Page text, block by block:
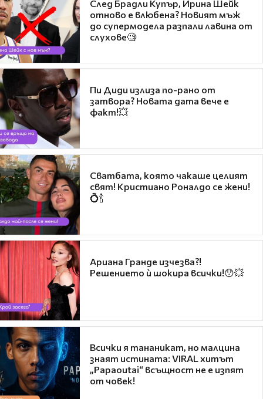
След Брадли Купър, Ирина Шейк
отново е влюбена? Новият мъж
до супермодела разпали лавина от
слухове🧐
Пи Диди излиза по-рано от
затвора? Новата дата вече е
факт!💥
Сватбата, която чакаше целият
свят! Кристиано Роналдо се жени!
💍🍾
Ариана Гранде изчезва?!
Решението ѝ шокира всички!😯💥
Всички я тананикат, но малцина
знаят истината: VIRAL хитът
„Papaoutai“ всъщност не е изпят
от човек!